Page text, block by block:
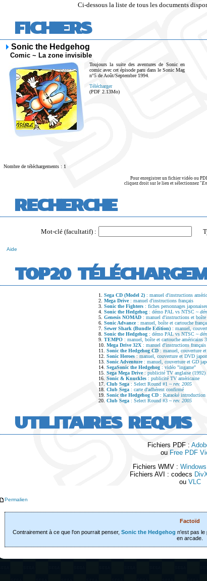
Ci-dessous la liste de tous les documents
FICHIERS
Sonic the Hedgehog
Comic ~ La zone invisible
Toujours la suite des aventures de Sonic en
comic avec cet épisode paru dans le Sonic Mag
n°5 de Août/Septembre 1994.
Télécharger
(PDF 2.13Mo)
Nombre de téléchargements : 1
Pour enregistrer un fichier vidéo ou
cliquez droit sur le lien et sélectionnez "
RECHERCHE
Mot-clé (facultatif) :
Aide
TOP20
1. Sega CD (Model 2) : manuel d'instructions
2. Mega Drive: manuel d'instructions français
3. Sonic the Fighters : fiches personnages
4. Sonic the Hedgehog : démo PAL vs NTSC ~
5. Genesis NOMAD : manuel d'instructions et boîte
6. Sonic Advance: manuel, boîte et cartouche
7. Sewer Shark (Bundle Edition) : manuel,
8. Sonic the Hedgehog : démo PAL vs NTSC ~
9. TEMPO : manuel, boîte et cartouche américains
10. Mega Drive 32X : manuel d'instructions français
11. Sonic the Hedgehog CD : manuel, couverture
12. Sonic Heroes : manuel, couverture et DVD
13. Sonic Adventure: manuel, couverture et GD
14. SegaSonic the Hedgehog : vidéo "ingame"
15. Sega Mega Drive: publicité TV anglaise (1992)
16. Sonic & Knuckles : publicité TV américaine
17. Club Sega : Select Round #1 ~ rev. 2005
18. Club Sega : carte d'adhérent confirmé
19. Sonic the Hedgehog CD : Karaoké introduction
20. Club Sega : Select Round #3 ~ rev. 2005
UTILITAIRES REQUIS
Fichiers PDF :
ou Free PDF
Fichiers WMV :
Fichiers AVI : codecs
ou VLC
Permalien
Factoïd
Contrairement à ce que l'on pourrait penser, Sonic the Hedgehog n'est pas le
en arcade.